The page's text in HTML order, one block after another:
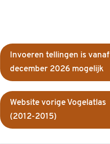
Invoeren tellingen is vanaf
december 2026 mogelijk
Website vorige Vogelatlas
(2012-2015)